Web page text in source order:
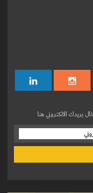
بريدك الالكتروني هنا